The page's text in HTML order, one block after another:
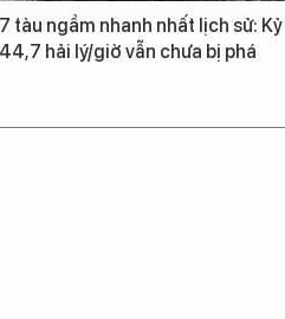
7 tàu ngầm nhanh nhất lịch sử:
44,7 hải lý/giờ vẫn chưa bị phá